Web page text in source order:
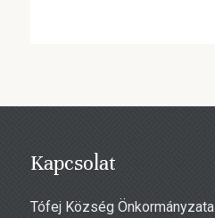
Kapcsolat
Tófej Község Önkormányzata